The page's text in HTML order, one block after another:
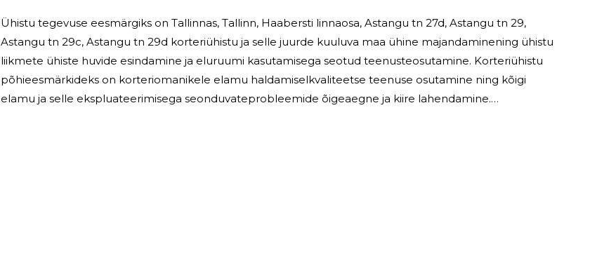
Ühistu tegevuse eesmärgiks on Tallinnas, Tallinn, Haabersti linnaosa, Astangu tn 27d, Astangu tn 29,
Astangu tn 29c, Astangu tn 29d korteriühistu ja selle juurde kuuluva maa ühine majandaminening ühistu
liikmete ühiste huvide esindamine ja eluruumi kasutamisega seotud teenusteosutamine. Korteriühistu
põhieesmärkideks on korteriomanikele elamu haldamiselkvaliteetse teenuse osutamine ning kõigi
elamu ja selle ekspluateerimisega seonduvateprobleemide õigeaegne ja kiire lahendamine.